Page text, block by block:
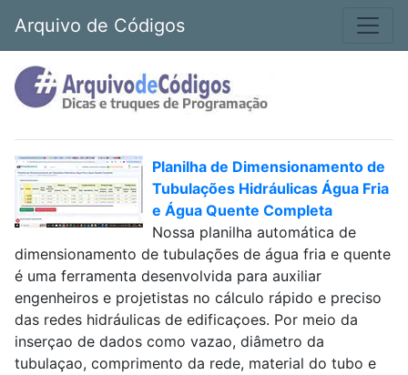
Arquivo de Códigos
Planilha de Dimensionamento de
Tubulações Hidráulicas Água Fria
e Água Quente Completa
Nossa planilha automática de
dimensionamento de tubulações de água fria e quente
é uma ferramenta desenvolvida para auxiliar
engenheiros e projetistas no cálculo rápido e preciso
das redes hidráulicas de edificaçoes. Por meio da
inserçao de dados como vazao, diâmetro da
tubulaçao, comprimento da rede, material do tubo e